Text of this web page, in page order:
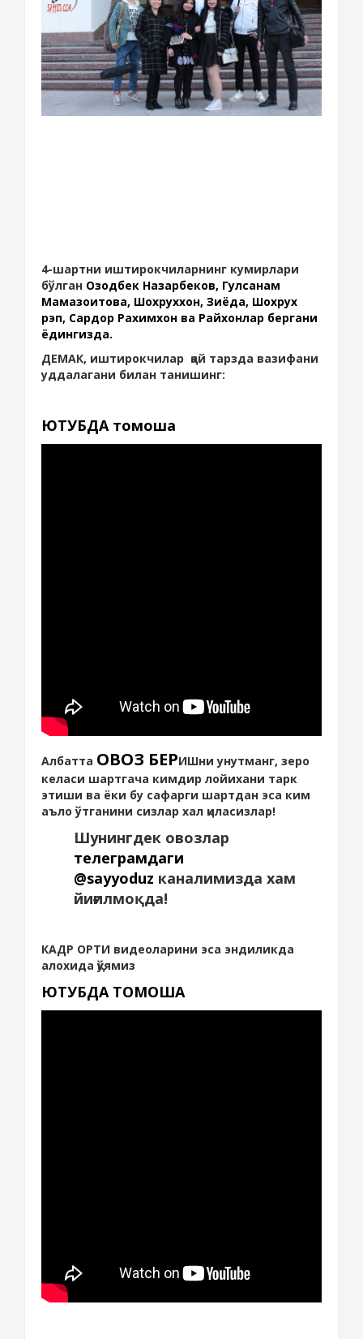
4-шартни иштирокчиларнинг кумирлари
бўлган Озодбек Назарбеков, Гулсанам
Мамазоитова, Шохруххон, Зиёда, Шохрух
рэп, Сардор Рахимхон ва Райхонлар бергани
ёдингизда.
ДЕМАК, иштирокчилар қай тарзда вазифани
уддалагани билан танишинг:
ЮТУБДА томоша
Албатта ОВОЗ БЕРИШни унутманг, зеро
келаси шартгача кимдир лойихани тарк
этиши ва ёки бу сафарги шартдан эса ким
аъло ўтганини сизлар хал қиласизлар!
Шунингдек овозлар
телеграмдаги
@sayyoduz каналимизда хам
йиғилмоқда!
КАДР ОРТИ видеоларини эса эндиликда
алохида қўямиз
ЮТУБДА ТОМОША